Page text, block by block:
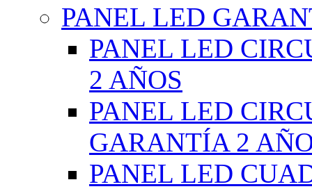
PANEL LED
PANEL LED
2 AÑOS
PANEL LED
GARANTÍA 2
PANEL LED